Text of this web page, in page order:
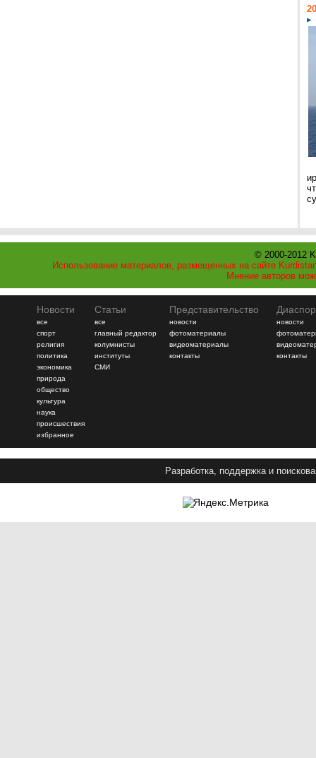
© 2000-2012
Использование материалов, размещенных на сайте
Мнение авторов
Новости
все
спорт
религия
политика
экономика
природа
общество
культура
наука
происшествия
избранное
Статьи
все
главный редактор
колумнисты
институты
СМИ
Представительство
новости
фотоматериалы
видеоматериалы
контакты
новости
контакты
Разработка, поддержка и